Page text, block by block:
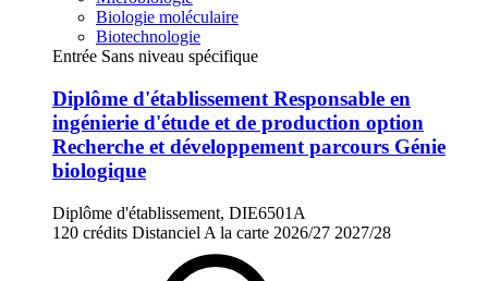
Biologie moléculaire
Biotechnologie
Entrée Sans niveau spécifique
Diplôme d'établissement Responsable en
ingénierie d'étude et de production option
Recherche et développement parcours Génie
biologique
Diplôme d'établissement, DIE6501A
120 crédits Distanciel A la carte 2026/27 2027/28